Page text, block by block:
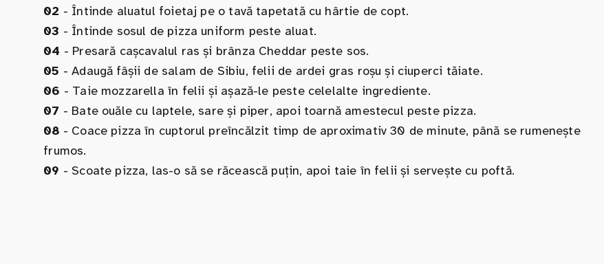
02 - Întinde aluatul foietaj pe o tavă tapetată cu hârtie de copt.
03 - Întinde sosul de pizza uniform peste aluat.
04 - Presară cașcavalul ras și brânza Cheddar peste sos.
05 - Adaugă fâșii de salam de Sibiu, felii de ardei gras roșu și ciuperci tăiate.
06 - Taie mozzarella în felii și așază-le peste celelalte ingrediente.
07 - Bate ouăle cu laptele, sare și piper, apoi toarnă amestecul peste pizza.
08 - Coace pizza în cuptorul preîncălzit timp de aproximativ 30 de minute, până se rumenește
frumos.
09 - Scoate pizza, las-o să se răcească puțin, apoi taie în felii și servește cu poftă.